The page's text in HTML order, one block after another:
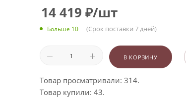
14 419 ₽/шт
Больше 10 (Срок поставки 7 дней)
В КОРЗИНУ
Товар просматривали: 314.
Товар купили: 43.